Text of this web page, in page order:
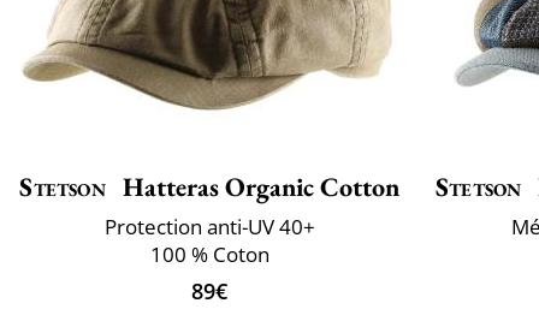
Stetson Hatteras Organic Cotton
Protection anti-UV 40+
100 % Coton
89€
Stetson